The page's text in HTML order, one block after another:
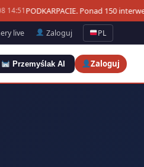
14:51PODKARPACIE. Ponad 150
live Zaloguj PL
Przemyślak AI Zaloguj